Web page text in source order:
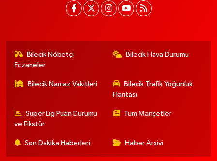
Bilecik Nöbetçi
Eczaneler
Bilecik Hava Durumu
Bilecik Namaz Vakitleri
Bilecik Trafik Yoğunluk
Haritası
Süper Lig Puan Durumu
ve Fikstür
Tüm Manşetler
Son Dakika Haberleri Haber Arşivi